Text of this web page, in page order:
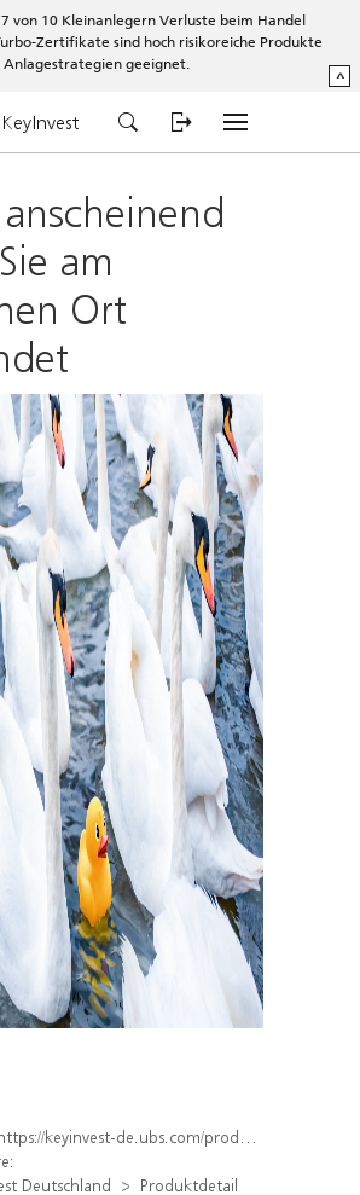
von 10 Kleinanlegern Verluste beim Handel
Zertifikate sind hoch risikoreiche Produkte
geeignet.
^
KeyInvest
am
Ort
keyinvest-de.ubs.com/produkt/detail/index/isin/DE000WA5YRU2
Deutschland
Produktdetail